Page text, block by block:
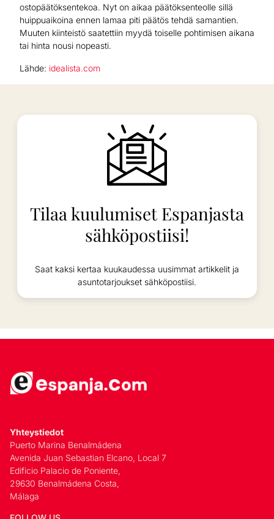
ostopäätöksentekoa. Nyt on aikaa päätöksenteolle sillä
huippuaikoina ennen lamaa piti päätös tehdä samantien.
Muuten kiinteistö saatettiin myydä toiselle pohtimisen aikana
tai hinta nousi nopeasti.
Lähde: idealista.com
Tilaa kuulumiset Espanjasta
sähköpostiisi!
Saat kaksi kertaa kuukaudessa uusimmat artikkelit ja
asuntotarjoukset sähköpostiisi.
Yhteystiedot
Puerto Marina Benalmádena
Avenida Juan Sebastian Elcano, Local 7
Edificio Palacio de Poniente,
29630 Benalmádena Costa,
Málaga